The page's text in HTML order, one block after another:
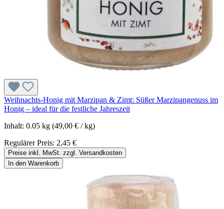
Weihnachts-Honig mit Marzipan & Zimt: Süßer Marzipangenuss im
Honig – ideal für die festliche Jahreszeit
Inhalt: 0.05 kg (49,00 € / kg)
Regulärer Preis: 2,45 €
Preise inkl. MwSt. zzgl. Versandkosten
In den Warenkorb